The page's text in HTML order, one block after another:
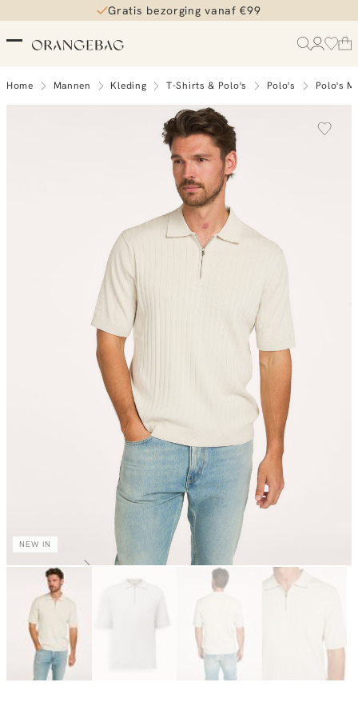
Gratis bezorging vanaf €99
Home Mannen Kleding T-Shirts & Polo's Polo's Polo's
NEW IN